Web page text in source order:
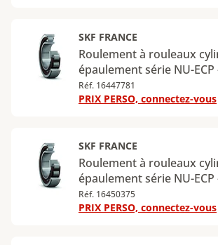
kN
SKF FRANCE
Roulement à rouleaux
épaulement série NU-
intérieur : 100 mm -
: 215 mm - Largeur : 47
kN
Réf. 16447781
PRIX PERSO, connectez-vous
SKF FRANCE
Roulement à rouleaux
épaulement série NU-
intérieur : 110 mm -
: 200 mm - Largeur : 38
Réf. 16450375
PRIX PERSO, connectez-vous